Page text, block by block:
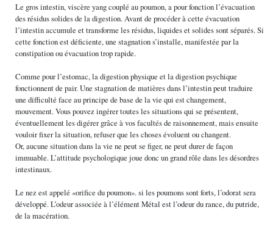
Le gros intestin, viscère yang couplé au poumon, a pour fonction l’évacuation
des résidus solides de la digestion. Avant de procéder à cette évacuation
l’intestin accumule et transforme les résidus, liquides et solides sont séparés. Si
cette fonction est déficiente, une stagnation s’installe, manifestée par la
constipation ou évacuation trop rapide.
Comme pour l’estomac, la digestion physique et la digestion psychique
fonctionnent de pair. Une stagnation de matières dans l’intestin peut traduire
une difficulté face au principe de base de la vie qui est changement,
mouvement. Vous pouvez ingérer toutes les situations qui se présentent,
éventuellement les digérer grâce à vos facultés de raisonnement, mais ensuite
vouloir fixer la situation, refuser que les choses évoluent ou changent.
Or, aucune situation dans la vie ne peut se figer, ne peut durer de façon
immuable. L’attitude psychologique joue donc un grand rôle dans les désordres
intestinaux.
Le nez est appelé «orifice du poumon». si les poumons sont forts, l’odorat sera
développé. L’odeur associée à l’élément Métal est l’odeur du rance, du putride,
de la macération.